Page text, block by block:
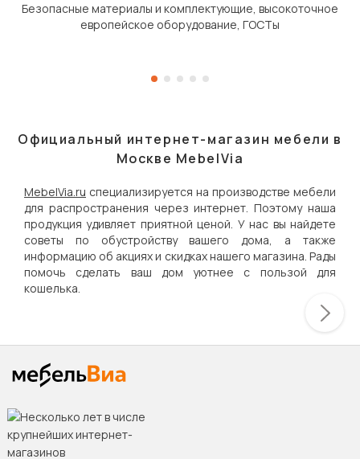
Безопасные материалы и комплектующие, высокоточное
европейское оборудование, ГОСТы
Официальный интернет-магазин мебели в
Москве MebelVia
MebelVia.ru специализируется на производстве мебели
для распространения через интернет. Поэтому наша
продукция удивляет приятной ценой. У нас вы найдете
советы по обустройству вашего дома, а также
информацию об акциях и скидках нашего магазина. Рады
помочь сделать ваш дом уютнее с пользой для
кошелька.